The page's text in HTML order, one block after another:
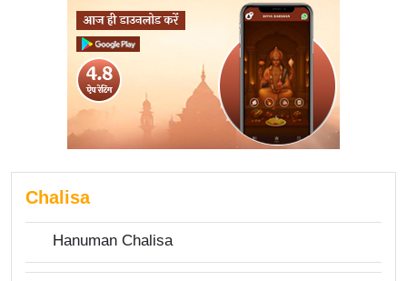
Chalisa
Hanuman Chalisa